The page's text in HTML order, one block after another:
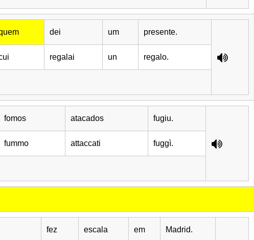
dei um presente.
regalai un regalo.
fomos atacados fugiu.
fummo attaccati fuggì.
fez escala em Madrid.